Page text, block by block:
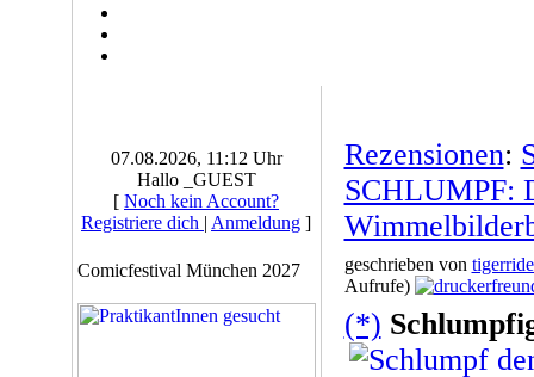
07.08.2026, 11:12 Uhr
Hallo _GUEST
[ Noch kein Account?
Registriere dich | Anmeldung ]
Comicfestival München 2027
Rezensionen:
SCHLUMPF:
geschrieben von
Aufrufe)
(*)